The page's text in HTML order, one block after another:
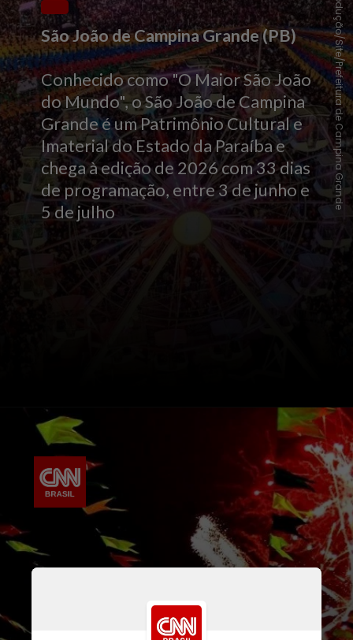
São João de Campina Grande (PB)
Conhecido como "O Maior São João
do Mundo", o São João de Campina
Grande é um Patrimônio Cultural e
Imaterial do Estado da Paraíba e
chega à edição de 2026 com 33 dias
de programação, entre 3 de junho e
5 de julho
Reprodução/Site/Prefeitura de Campina Grande